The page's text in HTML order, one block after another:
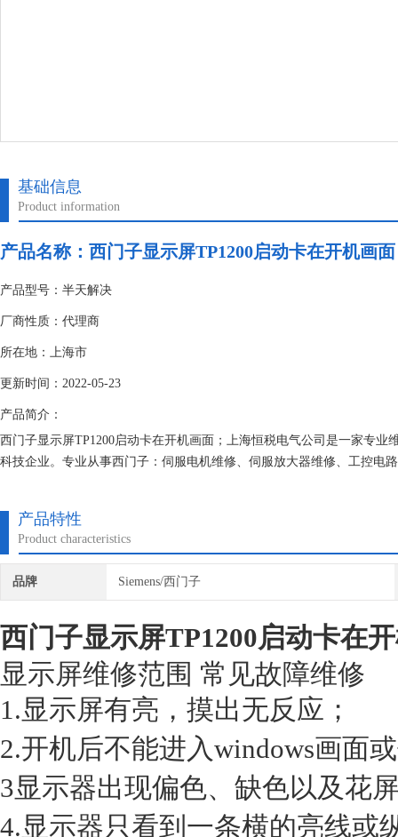
基础信息
Product information
产品名称： 西门子显示屏TP1200启动卡在开机画面
产品型号：半天解决
厂商性质：代理商
所在地：上海市
更新时间：2022-05-23
产品简介：
西门子显示屏TP1200启动卡在开机画面；上海恒税电气公司是一家专
科技企业。专业从事西门子：伺服电机维修、伺服放大器维修、工控电
产品特性
Product characteristics
品牌 Siemens/西门子
西门子显示屏TP1200启动卡在
显示屏维修范围 常见故障维修
1.显示屏有亮，摸出无反应；
2.开机后不能进入windows画面
3显示器出现偏色、缺色以及花
4.显示器只看到一条横的亮线或